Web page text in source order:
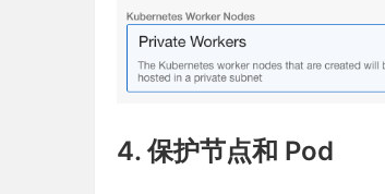
4. 保护节点和 Pod